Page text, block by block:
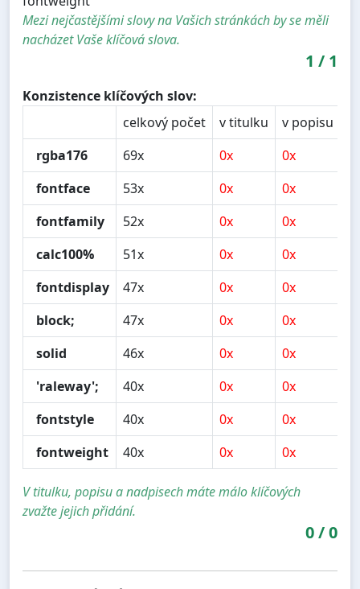
Mezi nejčastějšími slovy na Vašich stránkách by se měli
nacházet Vaše klíčová slova.
1 / 1
Konzistence klíčových slov:
celkový počet
v titulku v popisu
rgba176
69x 0x 0x
fontface
53x 0x 0x
fontfamily
52x 0x 0x
calc100%
51x 0x 0x
fontdisplay
47x 0x 0x
block;
47x 0x 0x
solid
46x 0x 0x
'raleway';
40x 0x 0x
fontstyle
40x 0x 0x
fontweight
40x 0x 0x
V titulku, popisu a nadpisech máte málo klíčových
zvažte jejich přidání.
0/0